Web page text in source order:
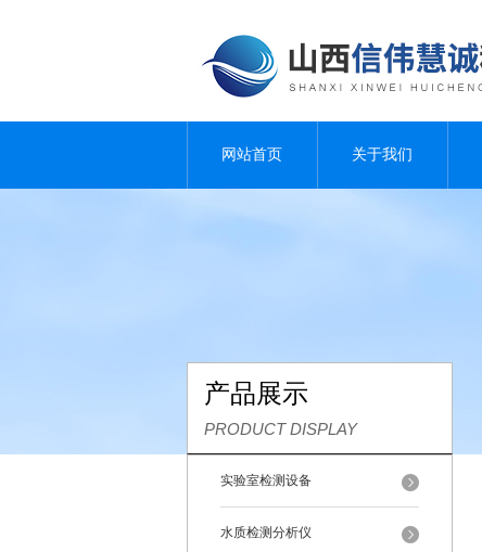
网站首页 关于我们
产品展示
PRODUCT DISPLAY
实验室检测设备
水质检测分析仪